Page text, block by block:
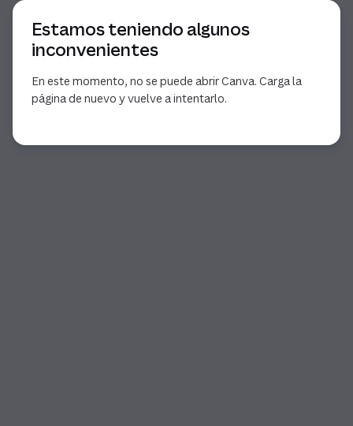
Estamos teniendo algunos
inconvenientes
En este momento, no se puede abrir Canva. Carga la
página de nuevo y vuelve a intentarlo.